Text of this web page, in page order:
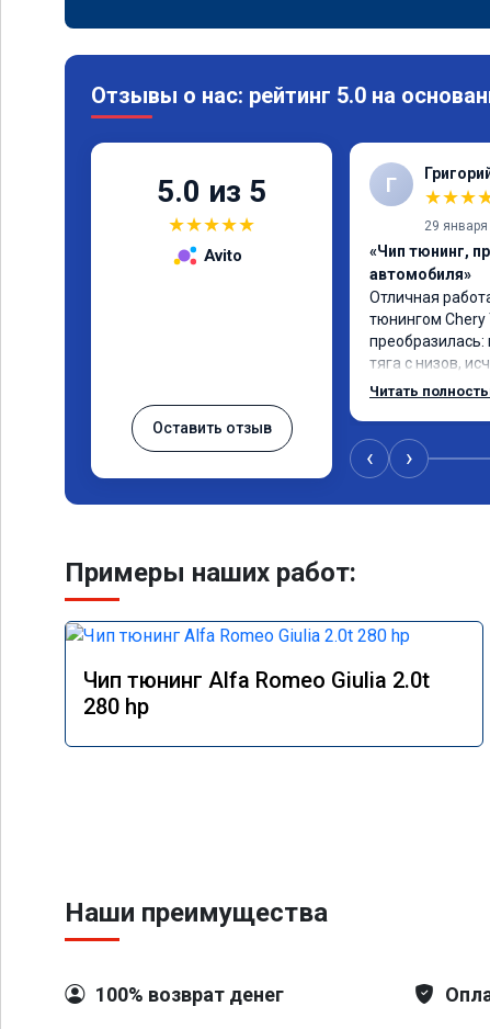
Отзывы о нас: рейтинг 5.0 на
5.0 из 5
★★★★★
Avito
Оставить отзыв
Г
★★★
29
«Чип тюнинг,
автомобиля»
Отличная
тюнингом
преобразилась:
тяга с низов,
разгоне.
консультацией.
сомневается.
Читать
‹ ›
Примеры наших работ:
Чип тюнинг Alfa Romeo Giulia 2.0t
280 hp
Наши преимущества
100% возврат денег